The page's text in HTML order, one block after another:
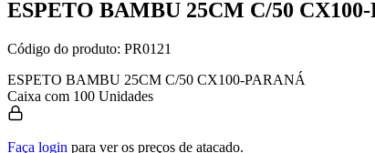
ESPETO BAMBU 25CM C/50
Código do produto: PR0121
ESPETO BAMBU 25CM C/50 CX100-PARANÁ
Caixa com 100 Unidades
Faça login para ver os preços de atacado.